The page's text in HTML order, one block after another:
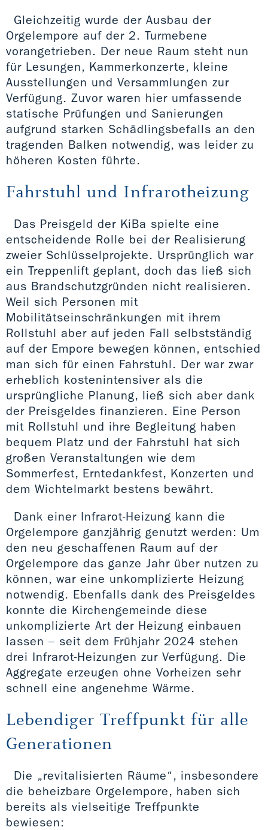
Gleichzeitig wurde der Ausbau der
Orgelempore auf der 2. Turmebene
vorangetrieben. Der neue Raum steht nun
für Lesungen, Kammerkonzerte, kleine
Ausstellungen und Versammlungen zur
Verfügung. Zuvor waren hier umfassende
statische Prüfungen und Sanierungen
aufgrund starken Schädlingsbefalls an den
tragenden Balken notwendig, was leider zu
höheren Kosten führte.
Fahrstuhl und Infrarotheizung
Das Preisgeld der KiBa spielte eine
entscheidende Rolle bei der Realisierung
zweier Schlüsselprojekte. Ursprünglich war
ein Treppenlift geplant, doch das ließ sich
aus Brandschutzgründen nicht realisieren.
Weil sich Personen mit
Mobilitätseinschränkungen mit ihrem
Rollstuhl aber auf jeden Fall selbstständig
auf der Empore bewegen können, entschied
man sich für einen Fahrstuhl. Der war zwar
erheblich kostenintensiver als die
ursprüngliche Planung, ließ sich aber dank
der Preisgeldes finanzieren. Eine Person
mit Rollstuhl und ihre Begleitung haben
bequem Platz und der Fahrstuhl hat sich
großen Veranstaltungen wie dem
Sommerfest, Erntedankfest, Konzerten und
dem Wichtelmarkt bestens bewährt.
Dank einer Infrarot-Heizung kann die
Orgelempore ganzjährig genutzt werden: Um
den neu geschaffenen Raum auf der
Orgelempore das ganze Jahr über nutzen zu
können, war eine unkomplizierte Heizung
notwendig. Ebenfalls dank des Preisgeldes
konnte die Kirchengemeinde diese
unkomplizierte Art der Heizung einbauen
lassen – seit dem Frühjahr 2024 stehen
drei Infrarot-Heizungen zur Verfügung. Die
Aggregate erzeugen ohne Vorheizen sehr
schnell eine angenehme Wärme.
Lebendiger Treffpunkt für alle
Generationen
Die „revitalisierten Räume“, insbesondere
die beheizbare Orgelempore, haben sich
bereits als vielseitige Treffpunkte
bewiesen: